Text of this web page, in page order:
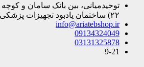
توحیدمیانی، بین بانک سامان و
۲۲) ساختمان یادبود تجهیزات پزشکی آریاطب
info@ariatebshop.ir
09134324049
03131325878
9-21